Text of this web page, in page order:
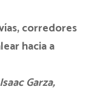
,corredores
hacia a
Garza,